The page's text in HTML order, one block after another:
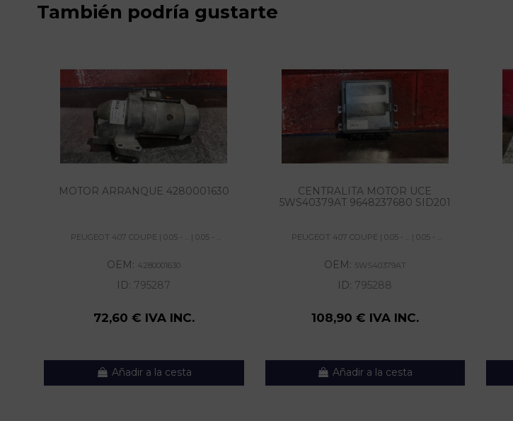
También podría gustarte
MOTOR ARRANQUE 4280001630
PEUGEOT 407 COUPE | 0.05 - ... | 0.05 - ...
OEM: 4280001630
ID: 795287
72,60 € IVA INC.
Añadir a la cesta
CENTRALITA MOTOR UCE
5WS40379AT 9648237680 SID201
PEUGEOT 407 COUPE | 0.05 - ... | 0.05 - ...
OEM: 5WS40379AT
ID: 795288
108,90 € IVA INC.
Añadir a la cesta